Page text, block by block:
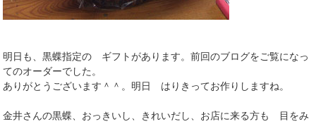
明日も、黒蝶指定の ギフトがあります。前回のブログをご覧になっ
てのオーダーでした。
ありがとうございます＾＾。明日 はりきってお作りしますね。
金井さんの黒蝶、おっきいし、きれいだし、お店に来る方も 目をみ